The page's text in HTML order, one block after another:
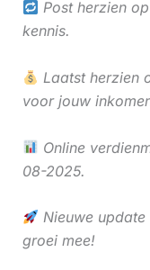
Post herzien
kennis.
Laatst herzien
voor jouw
Online
08-2025.
Nieuwe
groei mee!